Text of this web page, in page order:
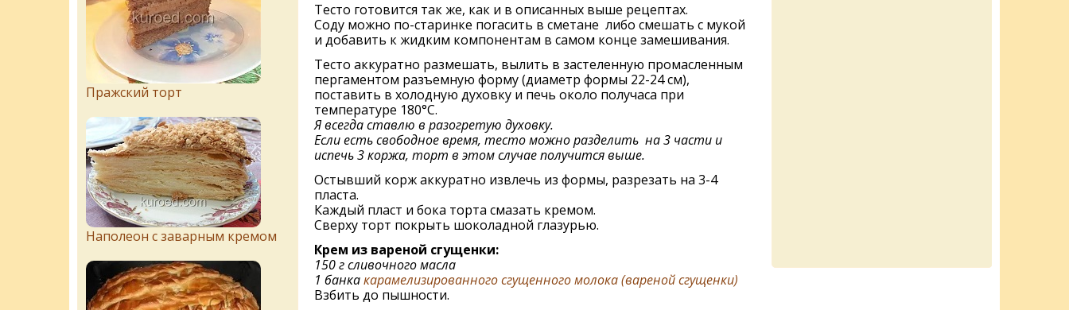
Тесто готовится так же, как и в описанных выше рецептах.
Соду можно по-старинке погасить в сметане либо смешать с мукой
и добавить к жидким компонентам в самом конце замешивания.
Тесто аккуратно размешать, вылить в застеленную промасленным
пергаментом разъемную форму (диаметр формы 22-24 см),
поставить в холодную духовку и печь около получаса при
температуре 180°C.
Я всегда ставлю в разогретую духовку.
Если есть свободное время, тесто можно разделить на 3 части и
испечь 3 коржа, торт в этом случае получится выше.
Остывший корж аккуратно извлечь из формы, разрезать на 3-4
пласта.
Каждый пласт и бока торта смазать кремом.
Сверху торт покрыть шоколадной глазурью.
Крем из вареной сгущенки:
150 г сливочного масла
1 банкакарамелизированного сгущенного молока (вареной сгущенки)
Взбить до пышности.
Пражский торт
Наполеон с заварным кремом